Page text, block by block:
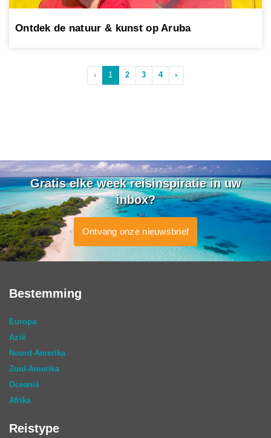
Ontdek de natuur & kunst op Aruba
‹ 1 2 3 4 ›
Gratis elke week reisinspiratie in uw
inbox?
Ontvang onze nieuwsbrief
Bestemming
Europa
Azië
Noord-Amerika
Zuid-Amerika
Oceanië
Afrika
Reistype